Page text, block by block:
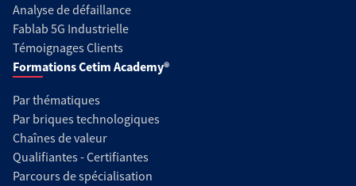
Analyse de défaillance
Fablab 5G Industrielle
Témoignages Clients
Formations Cetim Academy®
Par thématiques
Par briques technologiques
Chaînes de valeur
Qualifiantes - Certifiantes
Parcours de spécialisation